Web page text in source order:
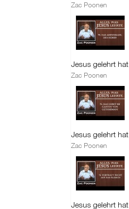
Zac Poonen
Jesus gelehrt hat
Zac Poonen
Jesus gelehrt hat
Zac Poonen
Jesus gelehrt hat